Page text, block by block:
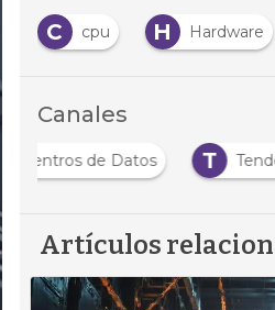
C cpu H Hardware
Canales
Centros de Datos T
Artículos